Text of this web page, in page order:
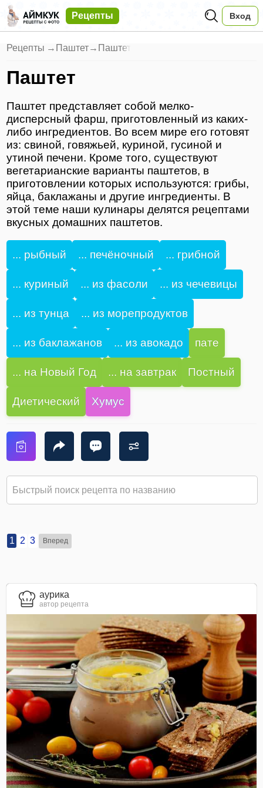
Рецепты Вход
Рецепты → Паштет→ Паштет
Паштет
Паштет представляет собой мелко-
дисперсный фарш, приготовленный из каких-
либо ингредиентов. Во всем мире его готовят
из: свиной, говяжьей, куриной, гусиной и
утиной печени. Кроме того, существуют
вегетарианские варианты паштетов, в
приготовлении которых используются: грибы,
яйца, баклажаны и другие ингредиенты. В
этой теме наши кулинары делятся рецептами
вкусных домашних паштетов.
... рыбный ... печёночный ... грибной
... куриный ... из фасоли ... из чечевицы
... из тунца ... из морепродуктов
... из баклажанов ... из авокадо пате
... на Новый Год ... на завтрак Постный
Диетический Хумус
1 2 3 Вперед
aурика
автор рецепта